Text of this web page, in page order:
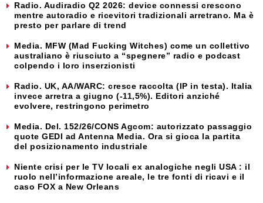
Radio. Audiradio Q2 2026: device connessi crescono
mentre autoradio e ricevitori tradizionali arretrano. Ma è
presto per parlare di trend
Media. MFW (Mad Fucking Witches) come un collettivo
australiano è riusciuto a “spegnere” radio e podcast
colpendo i loro inserzionisti
Radio. UK, AA/WARC: cresce raccolta (IP in testa). Italia
invece arretra a giugno (-11,5%). Editori anziché
evolvere, restringono perimetro
Media. Del. 152/26/CONS Agcom: autorizzato passaggio
quote GEDI ad Antenna Media. Ora si gioca la partita
del posizionamento industriale
Niente crisi per le TV locali ex analogiche negli USA : il
ruolo nell’informazione areale, le tre fonti di ricavi e il
caso FOX a New Orleans